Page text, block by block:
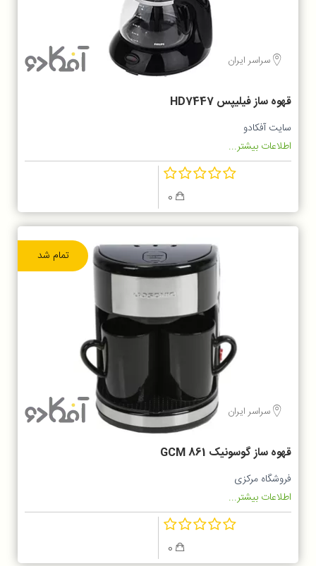
سراسر ایران
قهوه ساز فيليپس HD7447
سایت آفکادو
اطلاعات بیشتر...
0
تمام شد
سراسر ایران
قهوه ساز گوسونیک GCM 861
فروشگاه مرکزی
اطلاعات بیشتر...
0